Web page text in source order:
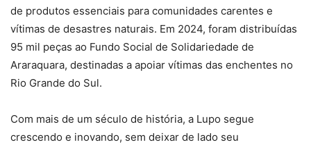
de produtos essenciais para comunidades carentes e
vítimas de desastres naturais. Em 2024, foram distribuídas
95 mil peças ao Fundo Social de Solidariedade de
Araraquara, destinadas a apoiar vítimas das enchentes no
Rio Grande do Sul.
Com mais de um século de história, a Lupo segue
crescendo e inovando, sem deixar de lado seu